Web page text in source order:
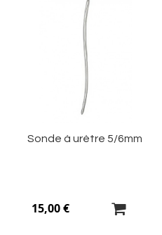
Sonde à urètre 5/6mm
15,00 €